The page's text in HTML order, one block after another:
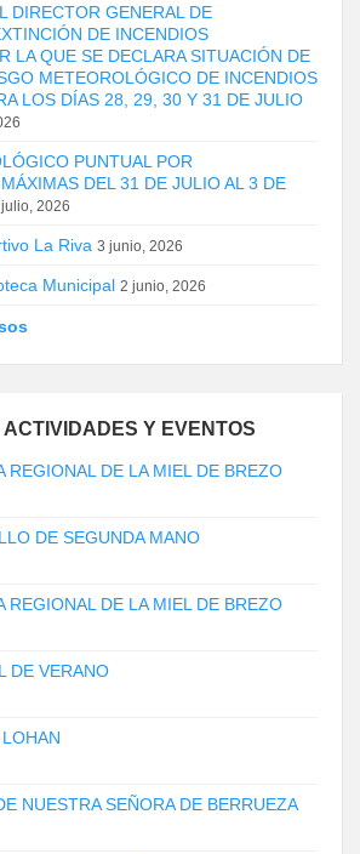
DIRECTOR GENERAL DE
DE INCENDIOS
LA QUE SE DECLARA SITUACIÓN DE
METEOROLÓGICO DE INCENDIOS
LOS DÍAS 28, 29, 30 Y 31 DE JULIO
PUNTUAL POR
DEL 31 DE JULIO AL 3 DE
2026
La Riva 3 junio, 2026
Municipal 2 junio, 2026
ACTIVIDADES Y EVENTOS
REGIONAL DE LA MIEL DE BREZO
DE SEGUNDA MANO
REGIONAL DE LA MIEL DE BREZO
DE VERANO
NUESTRA SEÑORA DE BERRUEZA